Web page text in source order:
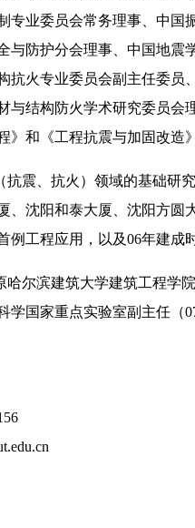
专业委员会常务理事、中
与防护分会理事、中国地震
抗火专业委员会副主任委
与结构防火学术研究委员
》和《工程抗震与加固改造
震、抗火）领域的基础研
、沈阳和泰大厦、沈阳方圆
例工程应用，以及06年建成
尔滨建筑大学建筑工程学
学国家重点实验室副主任（